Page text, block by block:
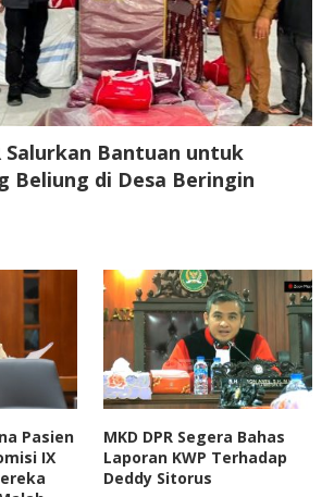
Salurkan Bantuan untuk
Beliung di Desa Beringin
Pasien
IX
MKD DPR Segera Bahas
Laporan KWP Terhadap
Deddy Sitorus